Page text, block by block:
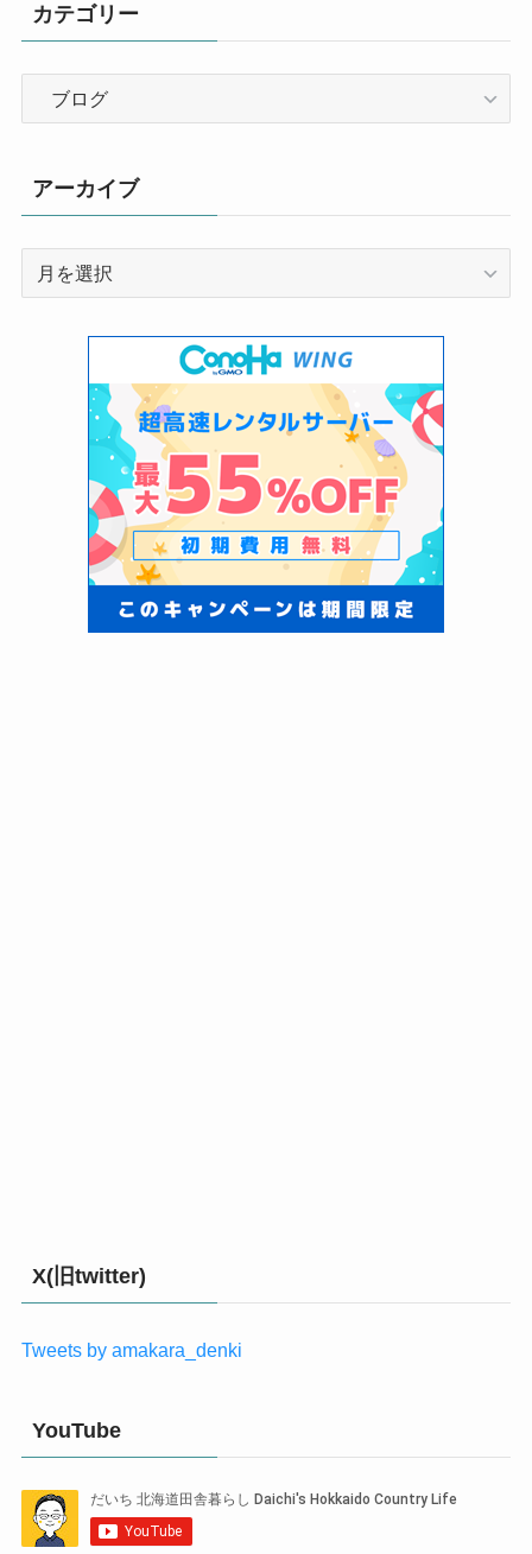
カテゴリー
ー
アーカイブ
X(旧twitter)
Tweets by amakara_denki
YouTube